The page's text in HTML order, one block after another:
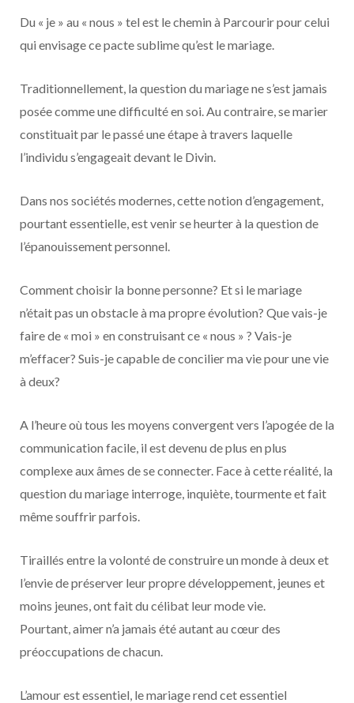
Du « je » au « nous » tel est le chemin à Parcourir pour celui
qui envisage ce pacte sublime qu’est le mariage.
Traditionnellement, la question du mariage ne s’est jamais
posée comme une difficulté en soi. Au contraire, se marier
constituait par le passé une étape à travers laquelle
l’individu s’engageait devant le Divin.
Dans nos sociétés modernes, cette notion d’engagement,
pourtant essentielle, est venir se heurter à la question de
l’épanouissement personnel.
Comment choisir la bonne personne? Et si le mariage
n’était pas un obstacle à ma propre évolution? Que vais-je
faire de « moi » en construisant ce « nous » ? Vais-je
m’effacer? Suis-je capable de concilier ma vie pour une vie
à deux?
A l’heure où tous les moyens convergent vers l’apogée de la
communication facile, il est devenu de plus en plus
complexe aux âmes de se connecter. Face à cette réalité, la
question du mariage interroge, inquiète, tourmente et fait
même souffrir parfois.
Tiraillés entre la volonté de construire un monde à deux et
l’envie de préserver leur propre développement, jeunes et
moins jeunes, ont fait du célibat leur mode vie.
Pourtant, aimer n’a jamais été autant au cœur des
préoccupations de chacun.
L’amour est essentiel, le mariage rend cet essentiel